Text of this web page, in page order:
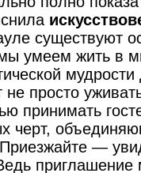
существуют
умеем жить в
мудрости
не просто
принимать
черт,
—